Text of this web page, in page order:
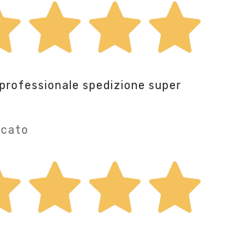
spedizione super